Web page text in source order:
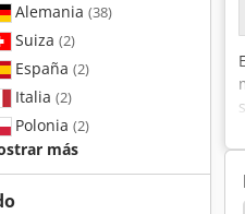
Alemania (38)
Suiza (2)
España (2)
Italia (2)
Polonia (2)
más